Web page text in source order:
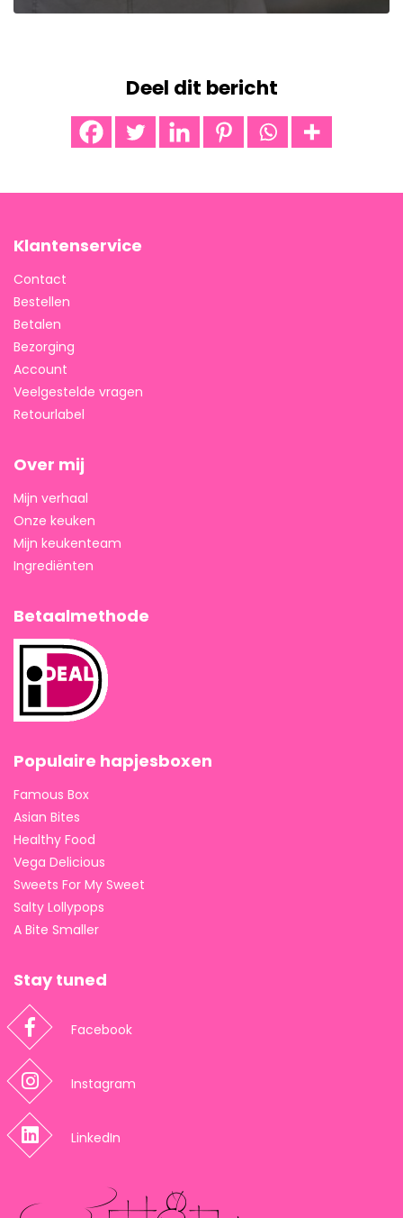
Deel dit bericht
Klantenservice
Contact
Bestellen
Betalen
Bezorging
Account
Veelgestelde vragen
Retourlabel
Over mij
Mijn verhaal
Onze keuken
Mijn keukenteam
Ingrediënten
Betaalmethode
Populaire hapjesboxen
Famous Box
Asian Bites
Healthy Food
Vega Delicious
Sweets For My Sweet
Salty Lollypops
A Bite Smaller
Stay tuned
Facebook
Instagram
LinkedIn